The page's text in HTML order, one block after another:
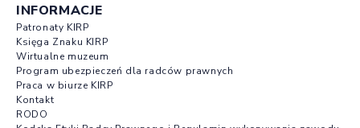
INFORMACJE
Patronaty KIRP
Księga Znaku KIRP
Wirtualne muzeum
Program ubezpieczeń dla radców prawnych
Praca w biurze KIRP
Kontakt
RODO